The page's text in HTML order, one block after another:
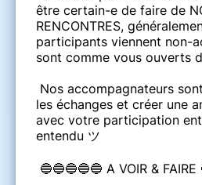
être certain-e de faire de
RENCONTRES,
participants viennent non-
sont comme vous ouverts
Nos accompagnateurs
les échanges et créer une
avec votre participation
entendu ツ
🔵🔵🔵🔵🔵 A VOIR & FAIRE